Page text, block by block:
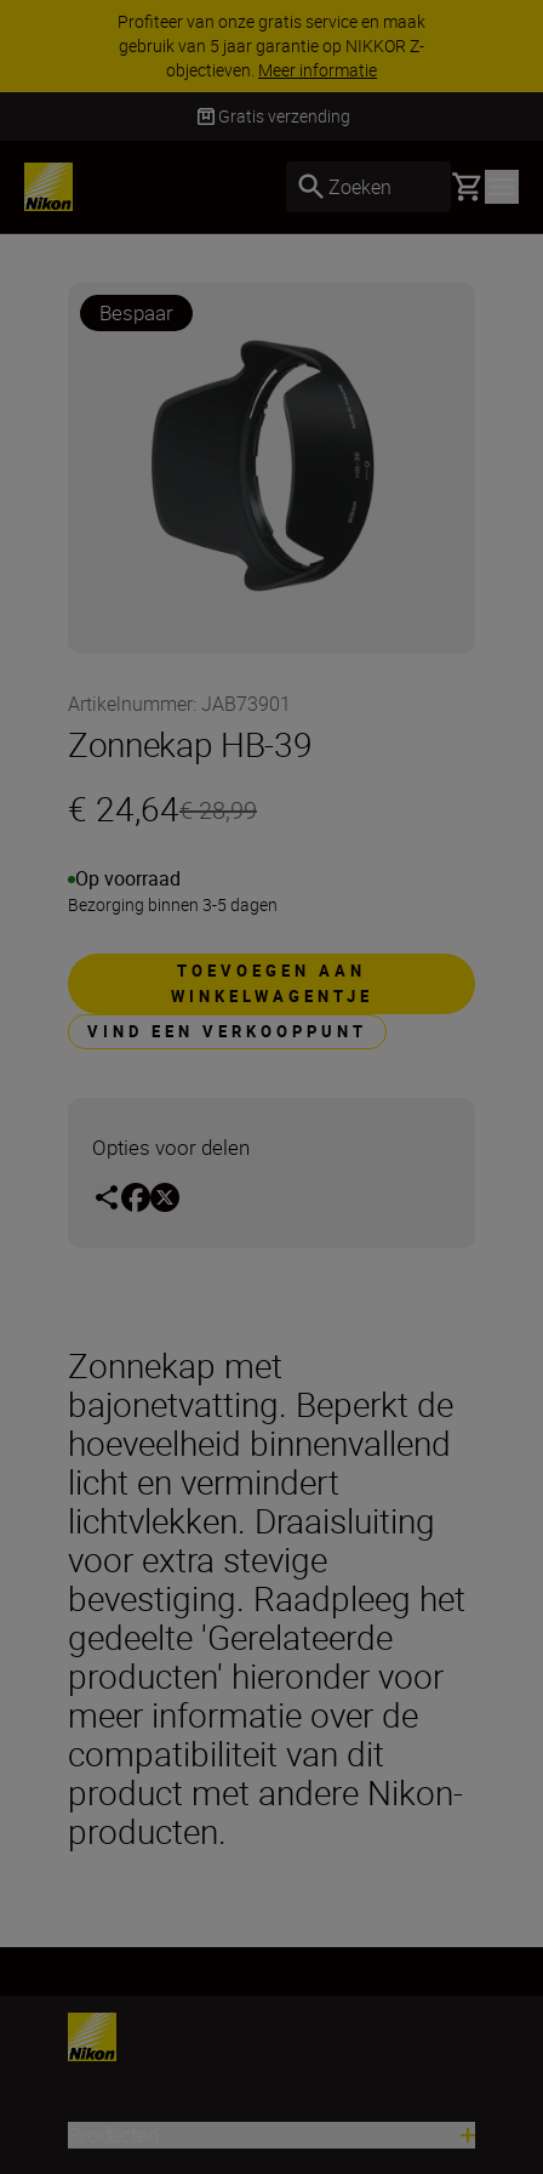
Profiteer van onze gratis service en maak
gebruik van 5 jaar garantie op NIKKOR Z-
objectieven. Meer informatie
Gratis verzending
Zoeken Basket
Bespaar
Artikelnummer: JAB73901
Zonnekap HB-39
€ 24,64€ 28,99
Op voorraad
Bezorging binnen 3-5 dagen
TOEVOEGEN AAN
WINKELWAGENTJE
VIND EEN VERKOOPPUNT
Opties voor delen
Zonnekap met
bajonetvatting. Beperkt de
hoeveelheid binnenvallend
licht en vermindert
lichtvlekken. Draaisluiting
voor extra stevige
bevestiging. Raadpleeg het
gedeelte 'Gerelateerde
producten' hieronder voor
meer informatie over de
compatibiliteit van dit
product met andere Nikon-
producten.